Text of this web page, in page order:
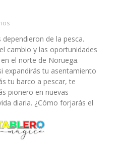
de la pesca.
cambio y las oportunidades
el norte de Noruega.
expandirás tu asentamiento
tu barco a pescar, te
pionero en nuevas
diaria. ¿Cómo forjarás el